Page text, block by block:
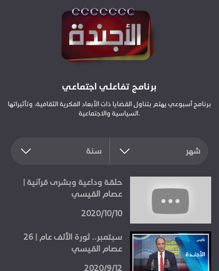
برنامج تفاعلي اجتماعي
برنامج أسبوعي يهتم بتناول القضايا ذات الأبعاد الفكرية الثقافية، وتأثيراتها
السياسية والاجتماعية.
شهر سنة
حلقة وداعية وبشرى قرآنية |
عصام القيسي
2020/10/10
26 سبتمبر.. ثورة الألف عام |
عصام القيسي
2020/9/12